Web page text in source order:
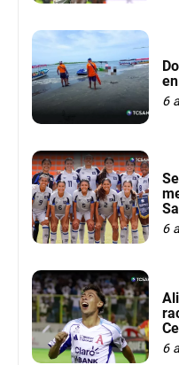
6
6
6